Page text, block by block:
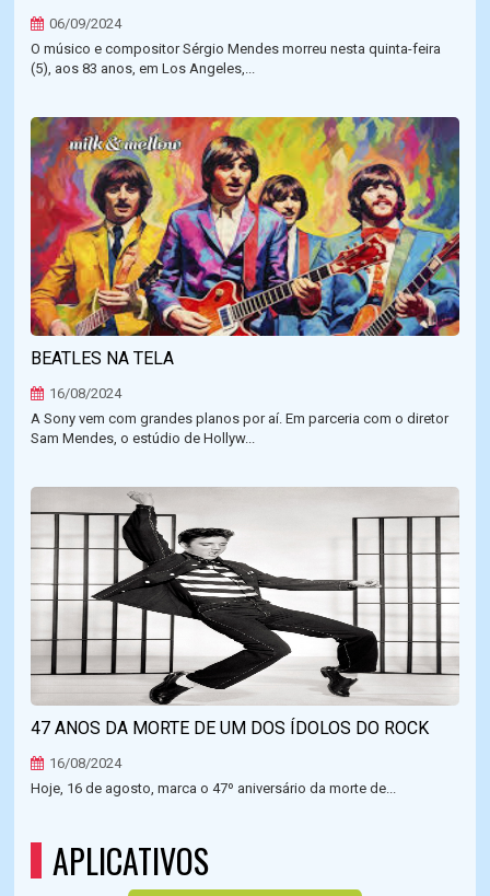
06/09/2024
O músico e compositor Sérgio Mendes morreu nesta quinta-feira
(5), aos 83 anos, em Los Angeles,...
BEATLES NA TELA
16/08/2024
A Sony vem com grandes planos por aí. Em parceria com o diretor
Sam Mendes, o estúdio de Hollyw...
47 ANOS DA MORTE DE UM DOS ÍDOLOS DO ROCK
16/08/2024
Hoje, 16 de agosto, marca o 47º aniversário da morte de...
APLICATIVOS